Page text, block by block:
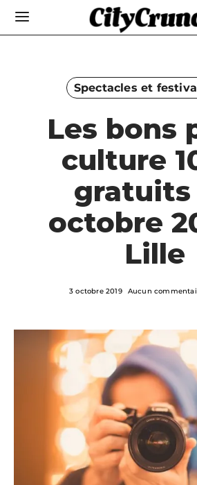
Spectacles et
Les bons
culture
gratuits
octobre
Lille
3 octobre 2019 Aucun